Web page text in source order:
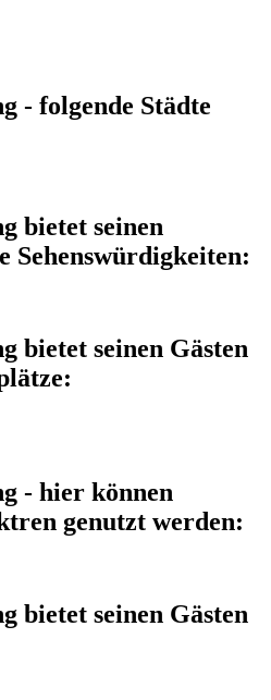
- folgende Städte
bietet seinen
Sehenswürdigkeiten:
bietet seinen Gästen
- hier können
genutzt werden:
bietet seinen Gästen